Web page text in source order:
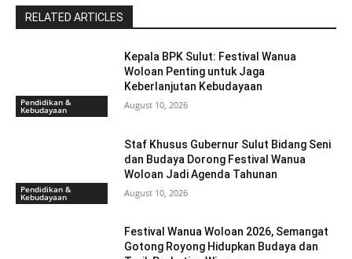
RELATED ARTICLES
Pendidikan &
Kebudayaan
Kepala BPK Sulut: Festival Wanua
Woloan Penting untuk Jaga
Keberlanjutan Kebudayaan
August 10, 2026
Pendidikan &
Kebudayaan
Staf Khusus Gubernur Sulut Bidang Seni
dan Budaya Dorong Festival Wanua
Woloan Jadi Agenda Tahunan
August 10, 2026
Festival Wanua Woloan 2026, Semangat
Gotong Royong Hidupkan Budaya dan